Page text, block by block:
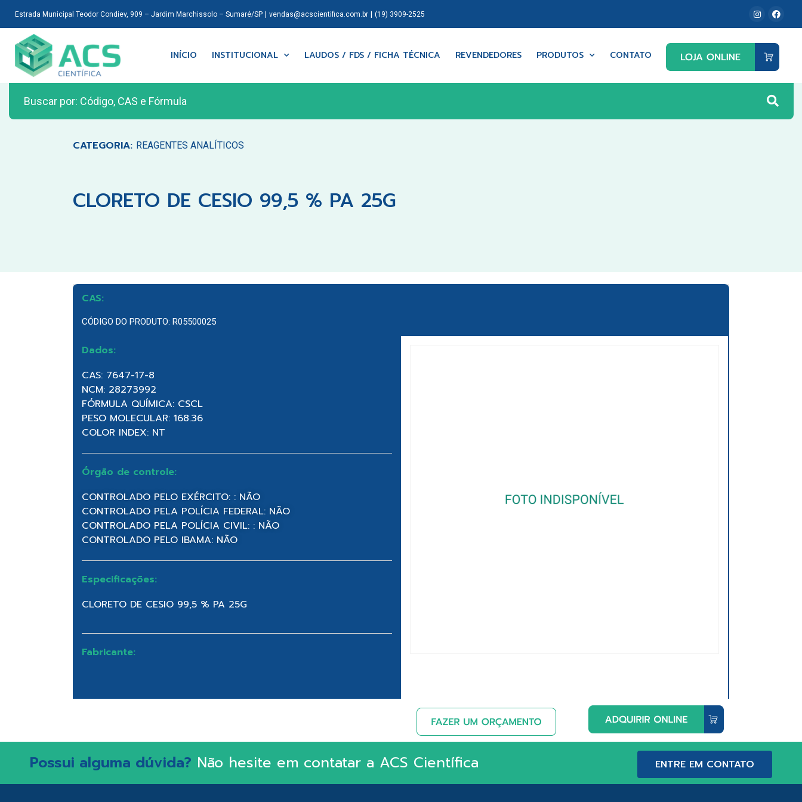
Estrada Municipal Teodor Condiev, 909 – Jardim Marchissolo – Sumaré/SP| vendas@acscientifica.com.br| (19) 3909-2525
INÍCIO INSTITUCIONAL LAUDOS / FDS / FICHA TÉCNICA REVENDEDORES PRODUTOS CONTATO
CATEGORIA: REAGENTES ANALÍTICOS
CLORETO DE CESIO 99,5 % PA 25G
CAS:
CÓDIGO DO PRODUTO: R05500025
Dados:
CAS: 7647-17-8
NCM: 28273992
FÓRMULA QUÍMICA: CSCL
PESO MOLECULAR: 168.36
COLOR INDEX: NT
Órgão de controle:
CONTROLADO PELO EXÉRCITO: : NÃO
CONTROLADO PELA POLÍCIA FEDERAL: NÃO
CONTROLADO PELA POLÍCIA CIVIL: : NÃO
CONTROLADO PELO IBAMA: NÃO
Especificações:
CLORETO DE CESIO 99,5 % PA 25G
Fabricante:
Possui alguma dúvida? Não hesite em contatar a ACS Científica ENTRE EM CONTATO